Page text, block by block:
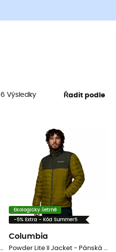
Výsledky Řadit podle
Fivemile Butte II Hooded Jacket - Pánská péřova
Ekologicky šetrné
-5% Extra - Kód Summer5
Columbia
Powder Lite II Jacket - Pánská péřova